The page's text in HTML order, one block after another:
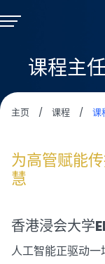
课程主
主页 / 课程 / 课
为高管赋能
慧
香港浸会大学
人工智能正驱动